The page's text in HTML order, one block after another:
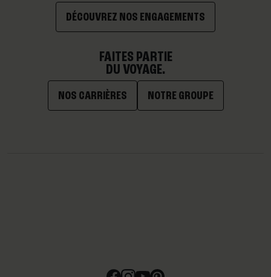
DÉCOUVREZ NOS ENGAGEMENTS
FAITES PARTIE
DU VOYAGE.
NOS CARRIÈRES NOTRE GROUPE